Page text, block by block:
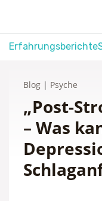
Erfahrungsberichte
Blog | Psyche
„Post-
– Was